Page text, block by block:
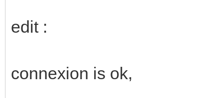
edit :
connexion is ok,